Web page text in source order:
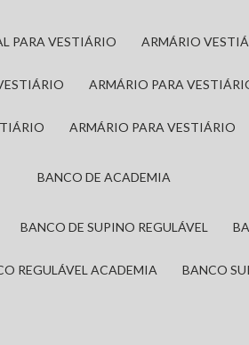
PARA VESTIÁRIO ARMÁRIO
ARMÁRIO PARA
ARMÁRIO PARA VESTIÁRIO
BANCO DE ACADEMIA
BANCO DE SUPINO REGULÁVEL
REGULÁVEL ACADEMIA BANCO